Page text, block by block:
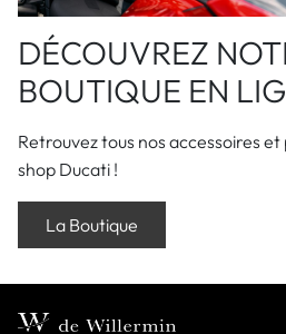
DÉCOUVREZ
BOUTIQUE EN
Retrouvez tous nos accessoires
shop Ducati !
La Boutique